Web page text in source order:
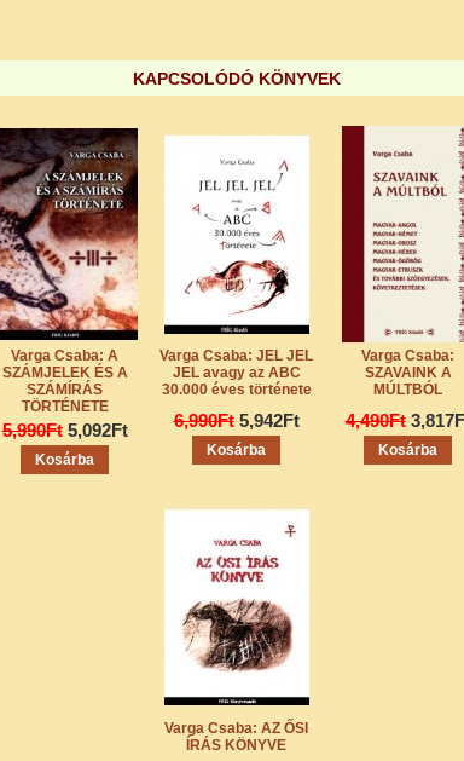
KAPCSOLÓDÓ KÖNYVEK
Varga Csaba: A
SZÁMJELEK ÉS A
SZÁMÍRÁS
TÖRTÉNETE
5,990Ft 5,092Ft
Kosárba
Varga Csaba: JEL JEL
JEL avagy az ABC
30.000 éves története
6,990Ft 5,942Ft
Kosárba
Varga Csaba:
SZAVAINK A
MÚLTBÓL
4,490Ft
Kosárba
Varga Csaba: AZ ŐSI
ÍRÁS KÖNYVE